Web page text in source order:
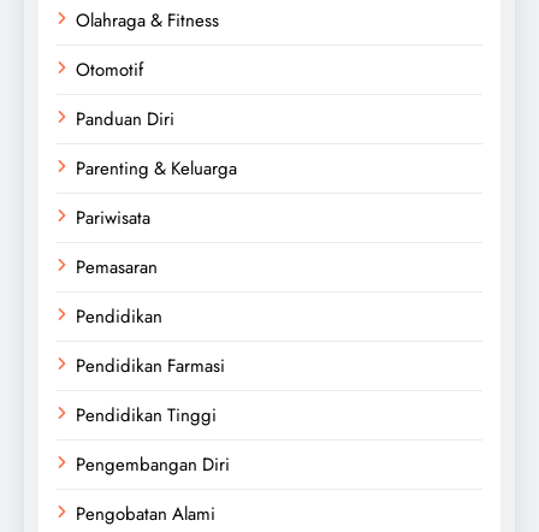
Olahraga & Fitness
Otomotif
Panduan Diri
Parenting & Keluarga
Pariwisata
Pemasaran
Pendidikan
Pendidikan Farmasi
Pendidikan Tinggi
Pengembangan Diri
Pengobatan Alami